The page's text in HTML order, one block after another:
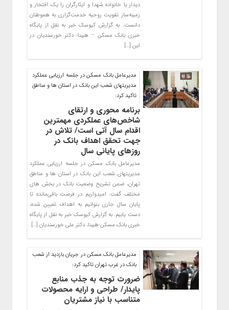
دیدار با خانواده شهدا و ایثارگران را یک افتخار و
زمینه‌ساز تقویت روحیه خدمت‌گزاری به هموطنان
دانست. به گزارش کیوسک خبر به نقل از پایگاه
خبری بانک مسکن – هیبنا؛ دکتر خورسندیان در
این […]
مدیرعامل بانک مسکن در جلسه ارزیابی عملکرد
مدیریتهای شعب این بانک در استان ها و مناطق
تاکید کرد:
برنامه محوری و ارتقای
شاخص‌های عملکردی مهمترین
اقدام سال آتی است/ تلاش در
جهت تحقق اهداف بانک در
روزهای پایانی سال
مدیرعامل بانک مسکن در جلسه ارزیابی عملکرد
مدیریتهای شعب این بانک در استان ها و مناطق
تهران، ضمن تشریح وضعیت بانک در بخش های
مختلف گفت: امیدواریم در فرصت باقی‌مانده تا
پایان سال جاری بتوانیم به اهداف تعیین شده،
دست‌ یابیم. به گزارش کیوسک خبر به نقل از پایگاه
خبری بانک مسکن-هیبنا، دکتر علی خورسندیان […]
مدیرعامل بانک مسکن در جریان بازدید از شعب
بانک در غرب تهران تاکید کرد:
ضرورت توجه به جذب منابع
پایدار/ طراحی و ارایه محصولات
متناسب با نیاز مشتریان